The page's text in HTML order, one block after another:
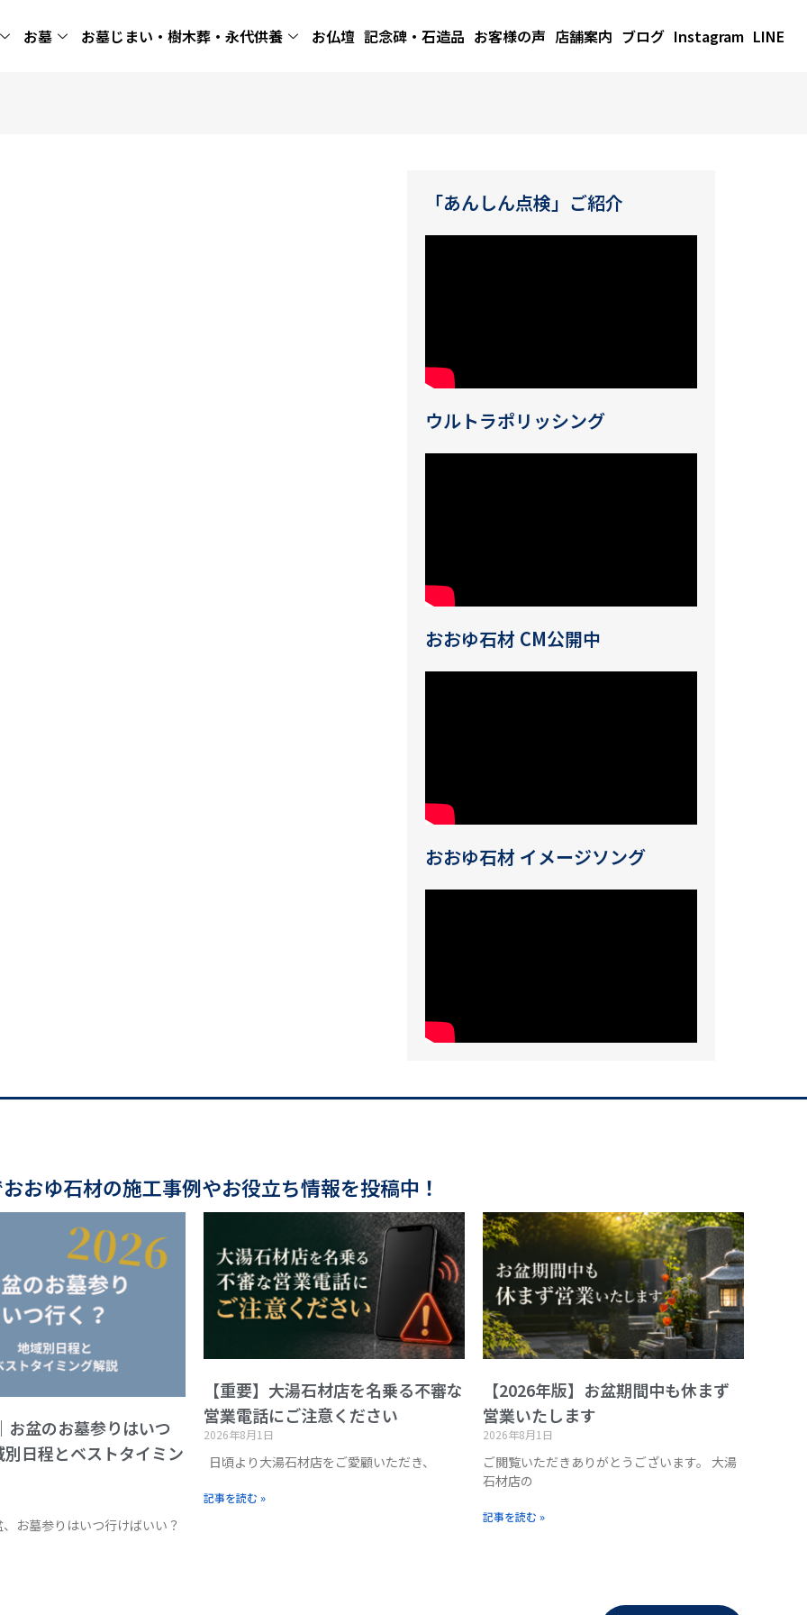
お墓 お墓じまい・樹木葬・永代供養 お仏壇 記念碑・石造品 お客様の声 店舗案内 ブログ Instagram LINE
「あんしん点検」ご紹介
ウルトラポリッシング
おおゆ石材 CM公開中
おおゆ石材 イメージソング
おゆ石材の施工事例やお役立ち情報を投稿中！
お盆のお墓参りはいつ
日程とベストタイミン
お墓参りはいつ行けばいい？
【重要】大湯石材店を名乗る不審な
営業電話にご注意ください
2026年8月1日
日頃より大湯石材店をご愛顧いただき、
記事を読む »
【2026年版】お盆期間中も休まず
営業いたします
2026年8月1日
ご閲覧いただきありがとうございます。 大湯
石材店の
記事を読む »